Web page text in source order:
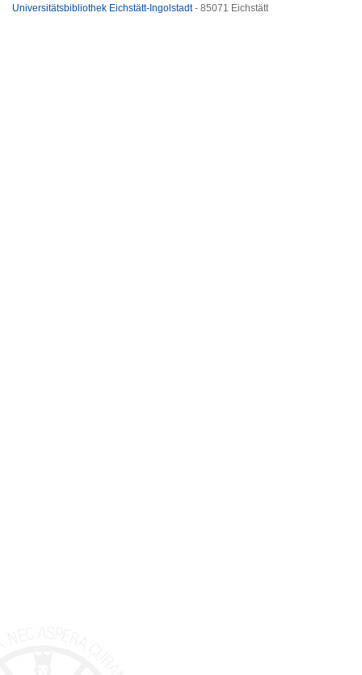
Universitätsbibliothek Eichstätt-Ingolstadt- 85071 Eichstätt